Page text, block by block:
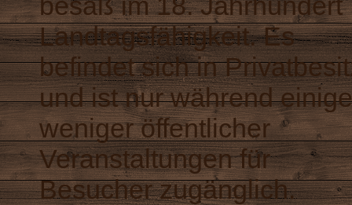
Landtagsfähigkeit. Es
befindet sich in
und ist nur während
weniger öffentlicher
Veranstaltungen für
Besucher zugänglich.